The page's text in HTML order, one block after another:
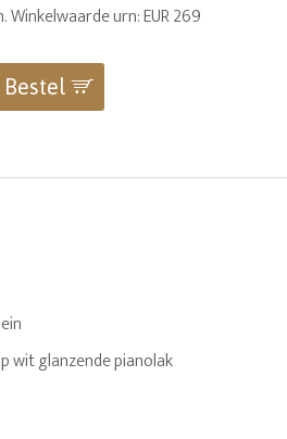
Winkelwaarde urn: EUR 269
Bestel
wit glanzende pianolak